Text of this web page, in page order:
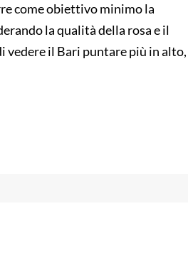
come obiettivo minimo la
la qualità della rosa e il
vedere il Bari puntare più in alto,